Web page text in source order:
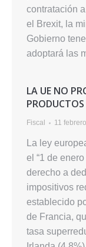
contratación
el Brexit, la
Gobierno
adoptará las
LA UE NO
PRODUCTOS
Fiscal 11
La ley
el “1 de
derecho a
impositivos
establecido
de Francia,
tasa